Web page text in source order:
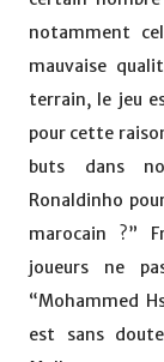
notamment
mauvaise
terrain, le jeu
pour cette
buts dans
Ronaldinho
marocain ?”
joueurs ne
“Mohammed
est sans